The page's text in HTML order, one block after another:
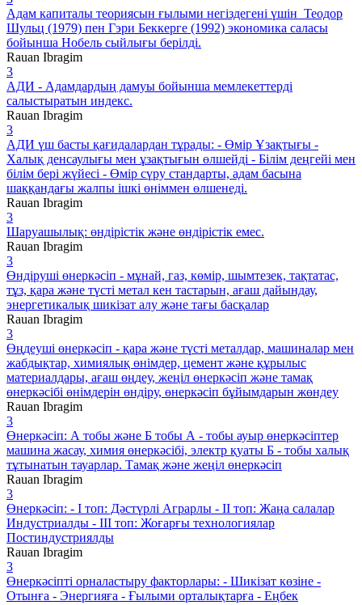
Адам капиталы теориясын ғылыми негіздегені үшін Теодор
Шульц (1979) пен Гэри Беккерге (1992) экономика саласы
бойынша Нобель сыйлығы берілді.
Rauan Ibragim
3
АДИ - Адамдардың дамуы бойынша мемлекеттерді
салыстыратын индекс.
Rauan Ibragim
3
АДИ үш басты қағидалардан тұрады: - Өмір Ұзақтығы -
Халық денсаулығы мен ұзақтығын өлшейді - Білім деңгейі мен
білім бері жүйесі - Өмір сүру стандарты, адам басына
шаққандағы жалпы ішкі өніммен өлшенеді.
Rauan Ibragim
3
Шаруашылық: өндірістік және өндірістік емес.
Rauan Ibragim
3
Өндіруші өнеркәсіп - мұнай, газ, көмір, шымтезек, тақтатас,
тұз, қара және түсті метал кен тастарын, ағаш дайындау,
энергетикалық шикізат алу және тағы басқалар
Rauan Ibragim
3
Өңдеуші өнеркәсіп - қара және түсті металдар, машиналар мен
жабдықтар, химиялық өнімдер, цемент және құрылыс
материалдары, ағаш өңдеу, жеңіл өнеркәсіп және тамақ
өнеркәсібі өнімдерін өндіру, өнеркәсіп бұйымдарын жөндеу
Rauan Ibragim
3
Өнеркәсіп: А тобы және Б тобы А - тобы ауыр өнеркәсіптер
машина жасау, химия өнеркәсібі, электр қуаты Б - тобы халық
тұтынатын тауарлар. Тамақ және жеңіл өнеркәсіп
Rauan Ibragim
3
Өнеркәсіп: - І топ: Дәстүрлі Аграрлы - ІІ топ: Жаңа салалар
Индустриалды - ІІІ топ: Жоғарғы технологиялар
Постиндустриялды
Rauan Ibragim
3
Өнеркәсіпті орналастыру факторлары: - Шикізат көзіне -
Отынға - Энергияға - Ғылыми орталықтарға - Еңбек